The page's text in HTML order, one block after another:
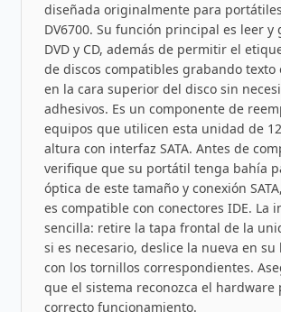
diseñada originalmente para
DV6700. Su función principal es leer y
DVD y CD, además de permitir el
de discos compatibles grabando texto
en la cara superior del disco sin
adhesivos. Es un componente de
equipos que utilicen esta unidad de
altura con interfaz SATA. Antes de
verifique que su portátil tenga bahía
óptica de este tamaño y conexión
es compatible con conectores IDE. La
sencilla: retire la tapa frontal de la
si es necesario, deslice la nueva en
con los tornillos correspondientes.
que el sistema reconozca el hardware
correcto funcionamiento.